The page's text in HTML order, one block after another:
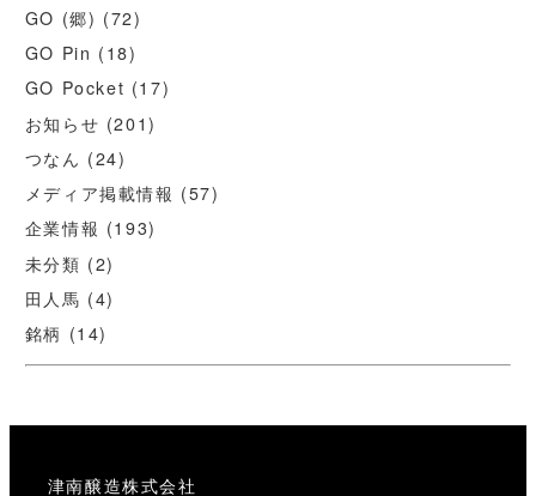
GO (郷) (72)
GO Pin (18)
GO Pocket (17)
お知らせ (201)
つなん (24)
メディア掲載情報 (57)
企業情報 (193)
未分類 (2)
田人馬 (4)
銘柄 (14)
津南醸造株式会社